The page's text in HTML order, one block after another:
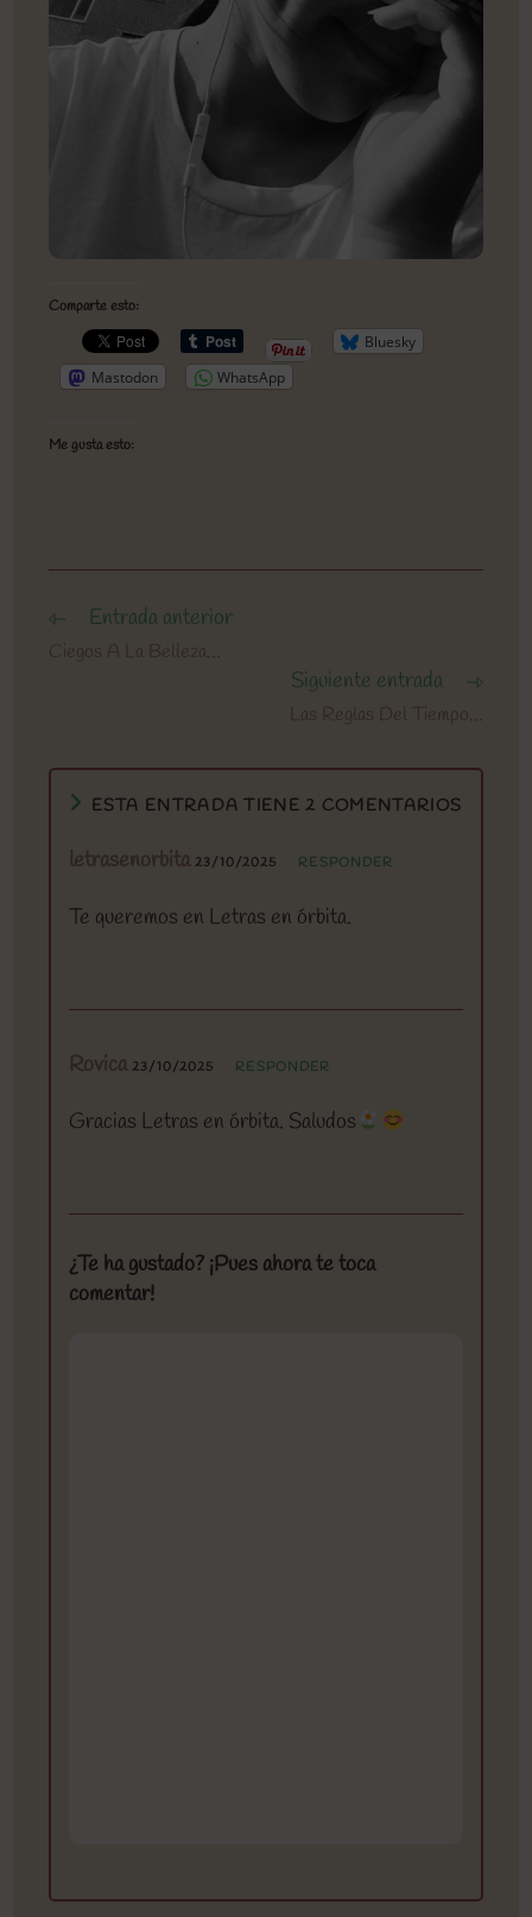
Comparte esto:
Bluesky
Mastodon
WhatsApp
Me gusta esto:
Leer
más
artículos
Entrada anterior
Ciegos A La Belleza…
Siguiente entrada
Las Reglas Del Tiempo…
ESTA ENTRADA TIENE 2 COMENTARIOS
letrasenorbita 23/10/2025 RESPONDER
Te queremos en Letras en órbita.
Rovica 23/10/2025 RESPONDER
Gracias Letras en órbita. Saludos
¿Te ha gustado? ¡Pues ahora te toca
comentar!